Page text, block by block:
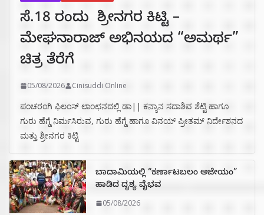
ಸೆ.18 ರಂದು ಶ್ರೀನಗರ ಕಿಟ್ಟಿ –
ಮೇಘನಾರಾಜ್ ಅಭಿನಯದ “ಅಮರ್ಥ”
ಚಿತ್ರ ತೆರೆಗೆ
05/08/2026 Cinisuddi Online
ಪಂಚರಂಗಿ ಫಿಲಂಸ್ ಲಾಂಛನದಲ್ಲಿ ಡಾ|| ಕನ್ಯಾನ ಸದಾಶಿವ ಶೆಟ್ಟಿ ಹಾಗೂ
ಗುರು ಹೆಗ್ಡೆ ನಿರ್ಮಸಿರುವ, ಗುರು ಹೆಗ್ಡೆ ಹಾಗೂ ವಿನಯ್ ಪ್ರೀತಮ್ ನಿರ್ದೇಶನದ
ಮತ್ತು ಶ್ರೀನಗರ ಕಿಟ್ಟಿ
ಬಾದಾಮಿಯಲ್ಲಿ “ಕರ್ಣಾಟಬಲಂ ಅಜೇಯಂ”
ಹಾಡಿದ ದೃಶ್ಯ ವೈಭವ
05/08/2026